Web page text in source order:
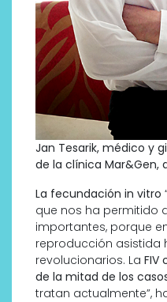
Jan Tesarik, médico y
de la clínica Mar&Gen,
La fecundación in vitro
que nos ha permitido
importantes, porque
reproducción asistida
revolucionarios. La FIV
de la mitad de los
tratan actualmente”,